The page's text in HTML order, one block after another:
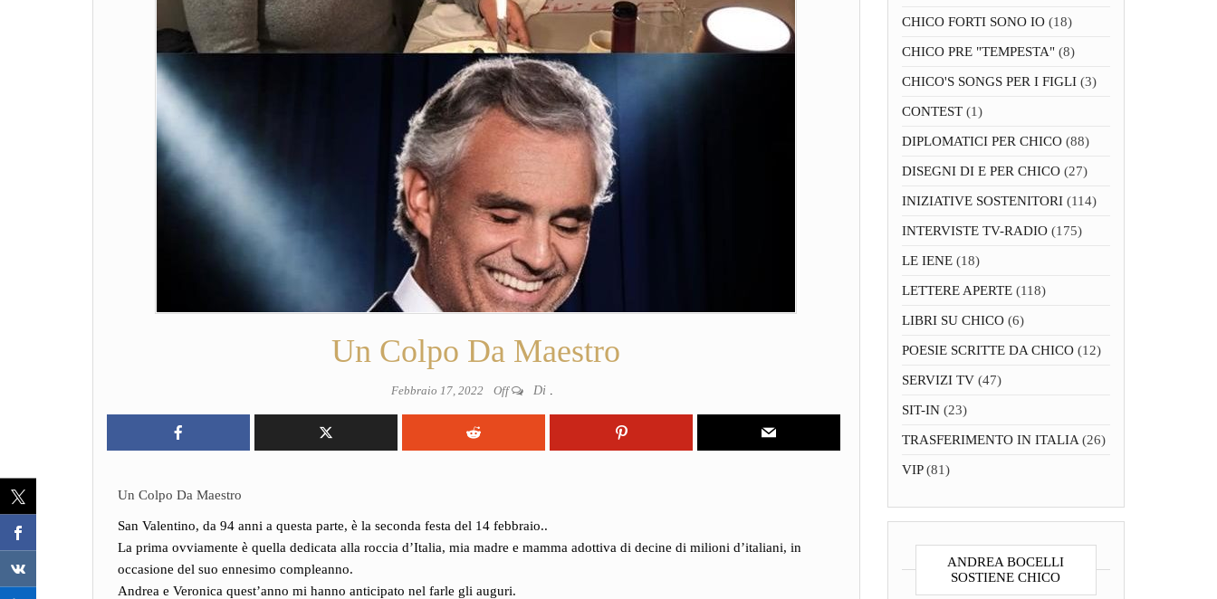
Un Colpo Da Maestro
Febbraio 17, 2022 Off Di .
Un Colpo Da Maestro
San Valentino, da 94 anni a questa parte, è la seconda festa del 14 febbraio..
La prima ovviamente è quella dedicata alla roccia d’Italia, mia madre e mamma adottiva di decine di milioni d’italiani, in
occasione del suo ennesimo compleanno.
Andrea e Veronica quest’anno mi hanno anticipato nel farle gli auguri.
CHICO FORTI SONO IO(18)
CHICO PRE "TEMPESTA"(8)
CHICO'S SONGS PER I FIGLI(3)
CONTEST(1)
DIPLOMATICI PER CHICO(88)
DISEGNI DI E PER CHICO(27)
INIZIATIVE SOSTENITORI(114)
INTERVISTE TV-RADIO(175)
LE IENE(18)
LETTERE APERTE(118)
LIBRI SU CHICO(6)
POESIE SCRITTE DA CHICO(12)
SERVIZI TV(47)
SIT-IN(23)
TRASFERIMENTO IN ITALIA(26)
VIP(81)
ANDREA BOCELLI
SOSTIENE CHICO